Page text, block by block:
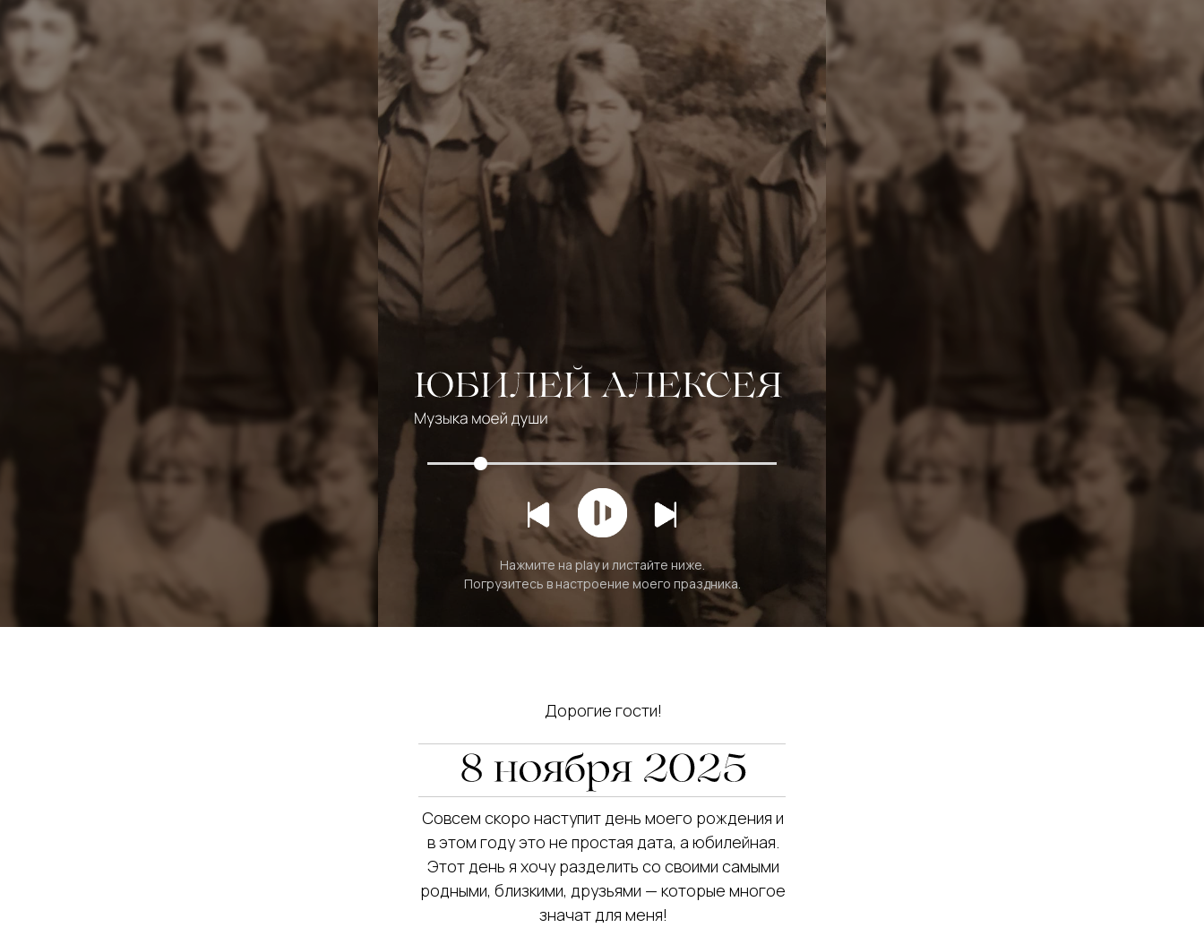
Нажмите на play и листайте ниже.
Погрузитесь в настроение моего праздника.
Дорогие гости!
Совсем скоро наступит день моего рождения и
в этом году это не простая дата, а юбилейная.
Этот день я хочу разделить со своими самыми
родными, близкими, друзьями — которые многое
значат для меня!